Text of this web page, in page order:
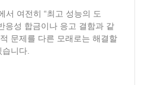
서 여전히 “최고 성능의 도
응성 합금이나 응고 결함과 같
문제를 다른 모래로는 해결할
니다.